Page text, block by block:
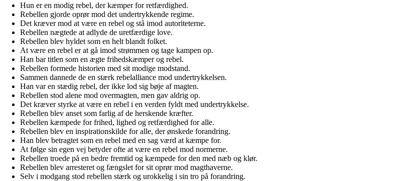
Hun er en modig rebel, der kæmper for retfærdighed.
Rebellen gjorde oprør mod det undertrykkende regime.
Det kræver mod at være en rebel og stå imod autoriteterne.
Rebellen nægtede at adlyde de uretfærdige love.
Rebellen blev hyldet som en helt blandt folket.
At være en rebel er at gå imod strømmen og tage kampen op.
Han bar titlen som en ægte frihedskæmper og rebel.
Rebellen formede historien med sit modige modstand.
Sammen dannede de en stærk rebelalliance mod undertrykkelsen.
Han var en stædig rebel, der ikke lod sig bøje af magten.
Rebellen stod alene mod overmagten, men gav aldrig op.
Det kræver styrke at være en rebel i en verden fyldt med undertrykkelse.
Rebellen blev anset som farlig af de herskende kræfter.
Rebellen kæmpede for frihed, lighed og retfærdighed for alle.
Rebellen blev en inspirationskilde for alle, der ønskede forandring.
Han blev betragtet som en rebel med en sag værd at kæmpe for.
At følge sin egen vej betyder ofte at være en rebel mod normerne.
Rebellen troede på en bedre fremtid og kæmpede for den med næb og klør.
Rebellen blev arresteret og fængslet for sit oprør mod magthaverne.
Selv i modgang stod rebellen stærk og urokkelig i sin tro på forandring.